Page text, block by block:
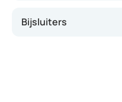
Bijsluiters